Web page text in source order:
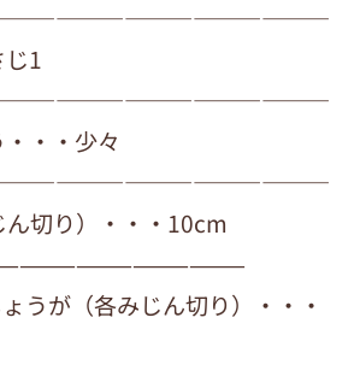
1
・・少々
ん切り）・・・10cm
うが（各みじん切り）・・・